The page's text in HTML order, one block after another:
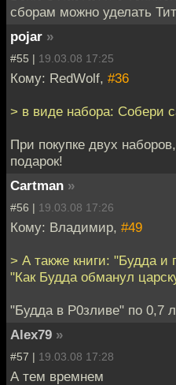
сборам можно уделать
pojar »
#55 | 19.03.08 17:25
Кому: RedWolf, #36
> в виде набора: Собери
При покупке двух
подарок!
Cartman »
#56 | 19.03.08 17:26
Кому: Владимир, #49
> А также книги: "Будда и
"Как Будда обманул
"Будда в Р0зливе" по 0,7
Alex79 »
#57 | 19.03.08 17:28
А тем времнем